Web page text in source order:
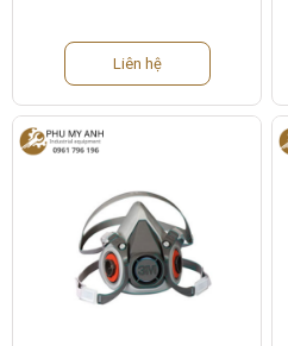
Liên hệ